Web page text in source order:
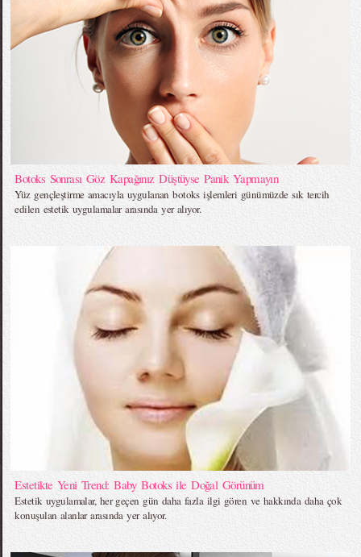
Botoks Sonrası Göz Kapağınız Düştüyse Panik Yapmayın
Yüz gençleştirme amacıyla uygulanan botoks işlemleri günümüzde sık tercih
edilen estetik uygulamalar arasında yer alıyor.
Estetikte Yeni Trend: Baby Botoks ile Doğal Görünüm
Estetik uygulamalar, her geçen gün daha fazla ilgi gören ve hakkında daha çok
konuşulan alanlar arasında yer alıyor.